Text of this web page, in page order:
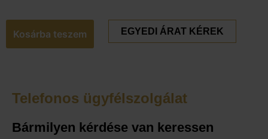
Kosárba teszem EGYEDI ÁRAT KÉREK
Telefonos ügyfélszolgálat
Bármilyen kérdése van keressen